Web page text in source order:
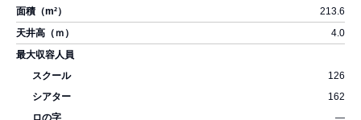
213.6
4.0
126
162
―